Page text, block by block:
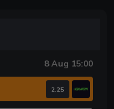
8 Aug 15:00
2.25